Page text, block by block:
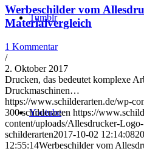
Tumblr
Youtube
Werbeschilder vom
Materialvergleich
1 Kommentar
/
2. Oktober 2017
Drucken, das bedeutet komplexe
Druckmaschinen…
https://www.schilderarten.de/wp-
300 schilderarten https://
content/uploads/Allesdrucker-
schilderarten2017-10-02 12:14:08
12:55:14Werbeschilder vom